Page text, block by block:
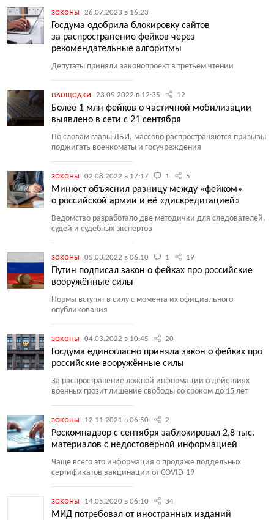
законы 26.07.2023 в 16:23
Госдума одобрила блокировку сайтов
за распространение фейков через
рекомендательные алгоритмы
Депутаты приняли законопроект в третьем чтении
площадки 23.09.2022 в 12:35 12
Более 1 млн фейков о частичной мобилизации
выявлено в сети с 21 сентября
По словам главы ЛБИ, массово распространяются призывы
поджигать военкоматы и госучреждения
законы 02.08.2022 в 17:17 1 5
Минюст объяснил разницу между «фейком»
о российской армии и её «дискредитацией»
Ведомство разработало две методички для следователей,
судей и судебных экспертов
законы 05.03.2022 в 06:10 1 19
Путин подписал закон о фейках про российские
вооружённые силы
Нормы вступят в силу с момента их официального
опубликования
законы 04.03.2022 в 10:45 20
Госдума единогласно приняла закон о фейках про
российские вооружённые силы
За распространение ложной информации о действиях
военных грозит лишение свободы со сроком до 15 лет
законы 12.11.2021 в 06:50 2
Роскомнадзор с сентября заблокировал 2,8 тыс.
материалов с недостоверной информацией
Чаще всего это информация о продаже поддельных
сертификатов вакцинации от COVID-19
законы 14.05.2020 в 06:10 34
МИД потребовал от иностранных изданий